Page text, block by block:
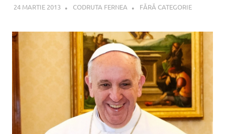
24 MARTIE 2013 CODRUTA FERNEA FĂRĂ CATEGORIE